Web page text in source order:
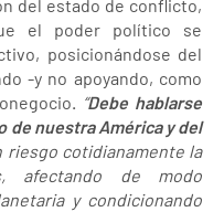
del estado de conflicto,
el poder político se
posicionándose del
-y no apoyando, como
“Debe hablarse
de nuestra América y del
riesgo cotidianamente la
afectando de modo
y condicionando